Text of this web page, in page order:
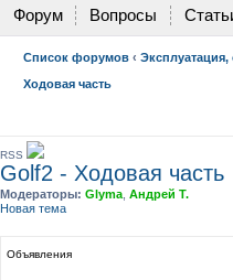
Форум Вопросы
Список форумов ‹
Ходовая часть
RSS
Golf2 - Ходовая часть
Модераторы: Glyma Андрей Т.
Новая тема
Объявления